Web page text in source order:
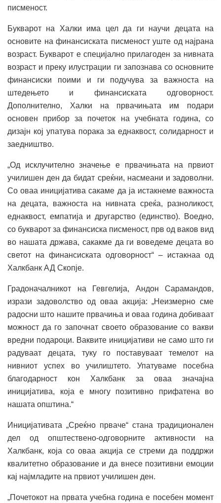
писменост.
Букварот на Халки има цел да ги научи децата на
основите на финансиската писменост уште од најрана
возраст. Букварот е специјално прилагоден за нивната
возраст и преку илустрации ги запознава со основните
финансиски поими и ги подучува за важноста на
штедењето и финансиската одговорност.
Дополнително, Халки на првачињата им подари
основен прибор за почеток на учебната година, со
дизајн кој упатува порака за еднаквост, солидарност и
заедништво.
„Од исклучително значење е првачињата на првиот
училишен ден да бидат среќни, насмеани и задоволни.
Со оваа иницијатива сакаме да ја истакнеме важноста
на децата, важноста на нивната среќа, разноликост,
еднаквост, емпатија и другарство (единство). Воедно,
со букварот за финансиска писменост, прв од ваков вид
во нашата држава, сакакме да ги воведеме децата во
светот на финансиската одговорност“ – истакнаа од
Халкбанк АД Скопје.
Градоначалникот на Гевгелија, Андон Сарамандов,
изрази задоволство од оваа акција: „Неизмерно сме
радосни што нашите првачиња и оваа година добиваат
можност да го започнат своето образование со вакви
вредни подароци. Ваквите иницијативи не само што ги
радуваат децата, туку го поставуваат темелот на
нивниот успех во училиштето. Упатуваме посебна
благодарност кон Халкбанк за оваа значајна
иницијатива, која е многу позитивно прифатена во
нашата општина.“
Иницијативата „Среќно прваче“ стана традиционален
дел од општествено-одговорните активности на
Халкбанк, која со оваа акција се стреми да поддржи
квалитетно образование и да внесе позитивни емоции
кај најмладите на првиот училишен ден.
„Почетокот на првата учебна година е посебен момент